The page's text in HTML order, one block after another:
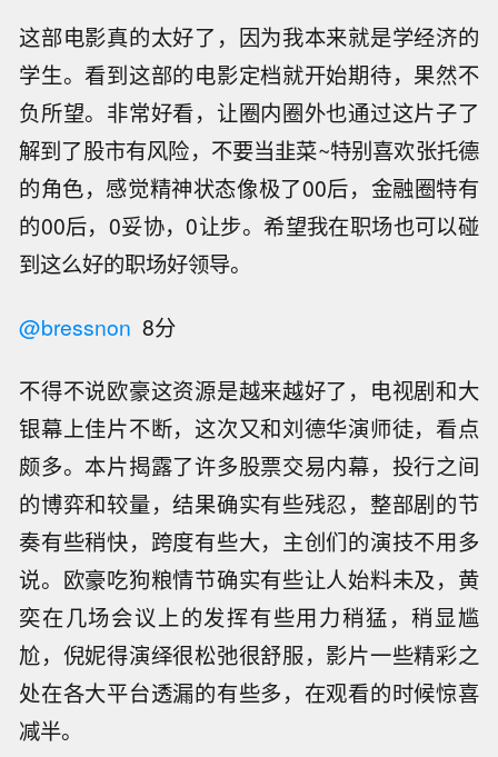
这部电影真的太好了，因为我本来就是学经济的
学生。看到这部的电影定档就开始期待，果然不
负所望。非常好看，让圈内圈外也通过这片子了
解到了股市有风险，不要当韭菜~特别喜欢张托德
的角色，感觉精神状态像极了00后，金融圈特有
的00后，0妥协，0让步。希望我在职场也可以碰
到这么好的职场好领导。
@bressnon 8分
不得不说欧豪这资源是越来越好了，电视剧和大
银幕上佳片不断，这次又和刘德华演师徒，看点
颇多。本片揭露了许多股票交易内幕，投行之间
的博弈和较量，结果确实有些残忍，整部剧的节
奏有些稍快，跨度有些大，主创们的演技不用多
说。欧豪吃狗粮情节确实有些让人始料未及，黄
奕在几场会议上的发挥有些用力稍猛，稍显尴
尬，倪妮得演绎很松弛很舒服，影片一些精彩之
处在各大平台透漏的有些多，在观看的时候惊喜
减半。